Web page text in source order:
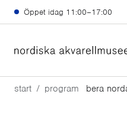
Hoppa till huvudinnehåll
Öppet idag 11:00–17:00
start program